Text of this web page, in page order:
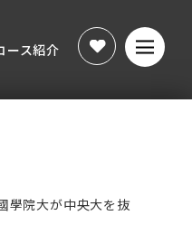
ース紹介
學院大が中央大を抜